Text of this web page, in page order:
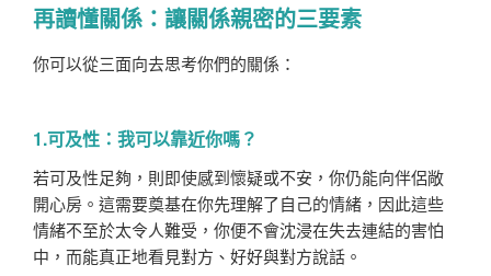
再讀懂關係：讓關係親密的三要素
你可以從三面向去思考你們的關係：
1.可及性：我可以靠近你嗎？
若可及性足夠，則即使感到懷疑或不安，你仍能向伴侶敞
開心房。這需要奠基在你先理解了自己的情緒，因此這些
情緒不至於太令人難受，你便不會沈浸在失去連結的害怕
中，而能真正地看見對方、好好與對方說話。